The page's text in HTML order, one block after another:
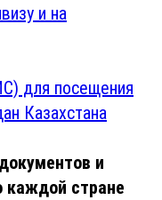
и на
для посещения
Казахстана
и
каждой стране